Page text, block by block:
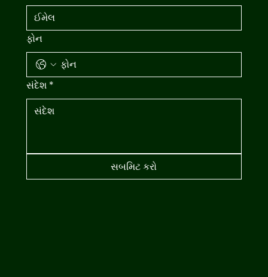
ફોન
સંદેશ *
સબમિટ કરો